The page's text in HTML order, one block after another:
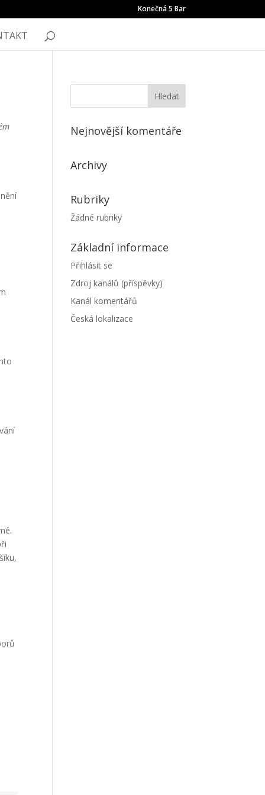
Konečná 5 Bar
Nejnovější komentáře
Archivy
Rubriky
Žádné rubriky
Základní informace
Přihlásit se
Zdroj kanálů (příspěvky)
Kanál komentářů
Česká lokalizace